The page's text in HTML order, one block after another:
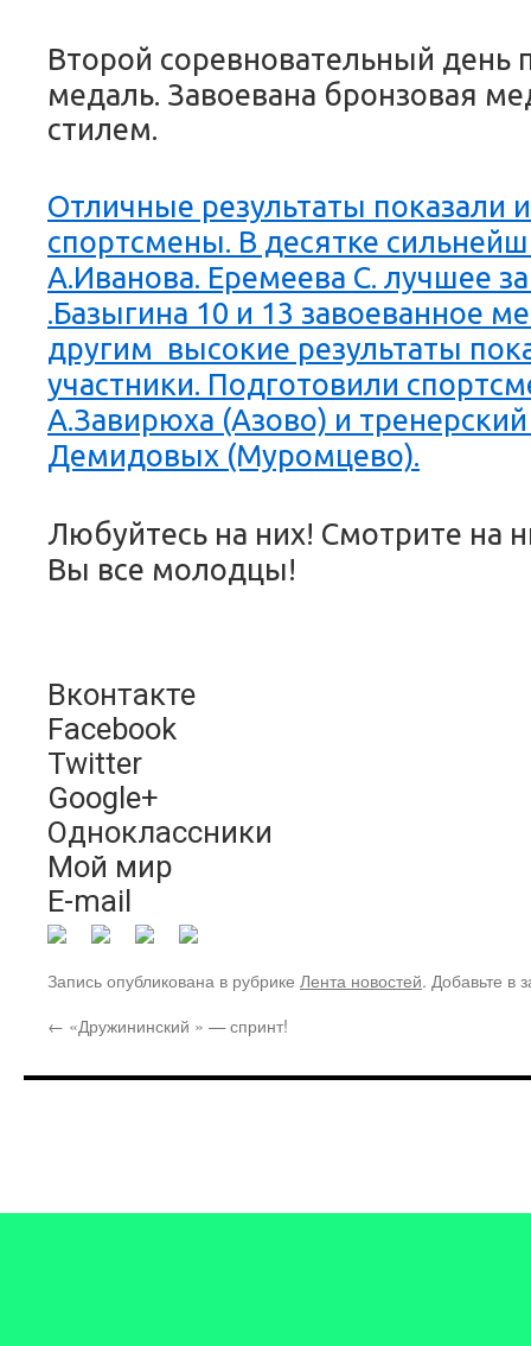
Второй соревновательный день
медаль. Завоевана бронзовая
стилем.
Отличные результаты показали
спортсмены. В десятке
А.Иванова. Еремеева С. лучшее
.Базыгина 10 и 13 завоеванное
другим высокие результаты
участники. Подготовили
А.Завирюха (Азово) и
Демидовых (Муромцево).
Любуйтесь на них! Смотрите на
Вы все молодцы!
Вконтакте
Facebook
Twitter
Google+
Одноклассники
Мой мир
E-mail
Запись опубликована в рубрике Лента новостей. Добавьте в
← «Дружининский » — спринт!